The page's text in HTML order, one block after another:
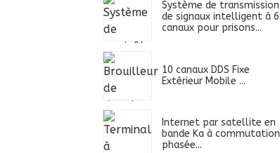
Système de transmission
de signaux intelligent à 6
canaux pour prisons...
10 canaux DDS Fixe
Extérieur Mobile ...
Internet par satellite en
bande Ka à commutation
phasée...